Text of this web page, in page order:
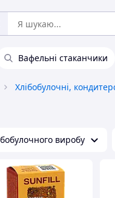
Вафельні стаканчики
Хлібобулочні,
виробу